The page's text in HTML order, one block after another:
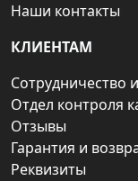
Наши контакты
КЛИЕНТАМ
Сотрудничество
Отдел контроля
Отзывы
Гарантия и
Реквизиты